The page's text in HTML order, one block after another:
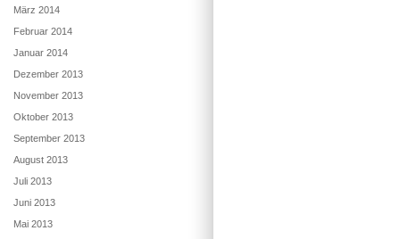
März 2014
Februar 2014
Januar 2014
Dezember 2013
November 2013
Oktober 2013
September 2013
August 2013
Juli 2013
Juni 2013
Mai 2013